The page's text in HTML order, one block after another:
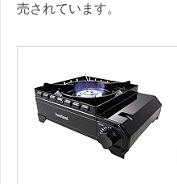
売されています。